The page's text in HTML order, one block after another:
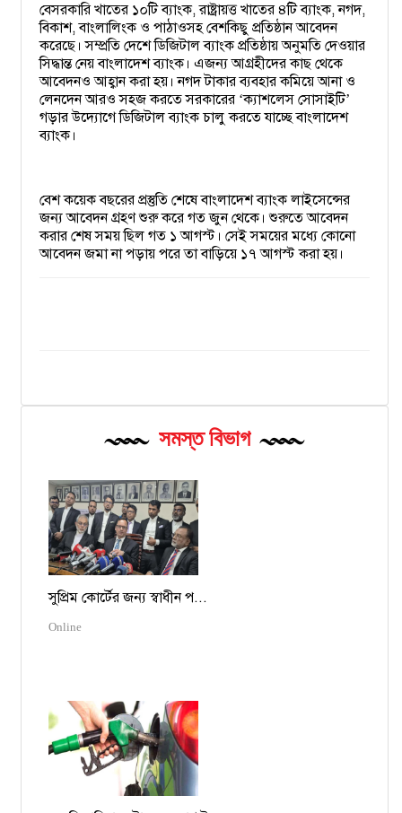
বেসরকারি খাতের ১০টি ব্যাংক, রাষ্ট্রায়ত্ত খাতের ৪টি ব্যাংক, নগদ,
বিকাশ, বাংলালিংক ও পাঠাওসহ বেশকিছু প্রতিষ্ঠান আবেদন
করেছে। সম্প্রতি দেশে ডিজিটাল ব্যাংক প্রতিষ্ঠায় অনুমতি দেওয়ার
সিদ্ধান্ত নেয় বাংলাদেশ ব্যাংক। এজন্য আগ্রহীদের কাছ থেকে
আবেদনও আহ্বান করা হয়। নগদ টাকার ব্যবহার কমিয়ে আনা ও
লেনদেন আরও সহজ করতে সরকারের ‘ক্যাশলেস সোসাইটি’
গড়ার উদ্যোগে ডিজিটাল ব্যাংক চালু করতে যাচ্ছে বাংলাদেশ
ব্যাংক।
বেশ কয়েক বছরের প্রস্তুতি শেষে বাংলাদেশ ব্যাংক লাইসেন্সের
জন্য আবেদন গ্রহণ শুরু করে গত জুন থেকে। শুরুতে আবেদন
করার শেষ সময় ছিল গত ১ আগস্ট। সেই সময়ের মধ্যে কোনো
আবেদন জমা না পড়ায় পরে তা বাড়িয়ে ১৭ আগস্ট করা হয়।
সমস্ত বিভাগ
সুপ্রিম কোর্টের জন্য স্বাধীন প...
Online